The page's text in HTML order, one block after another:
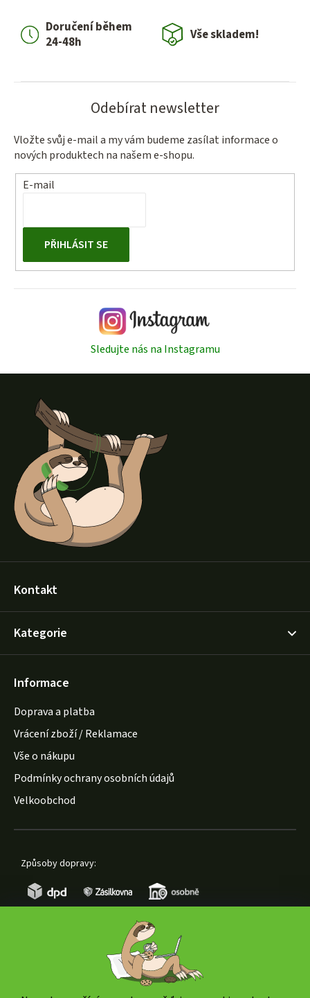
Doručení během
24-48h
Vše skladem!
Odebírat newsletter
Vložte svůj e-mail a my vám budeme zasílat informace o
nových produktech na našem e-shopu.
E-mail
PŘIHLÁSIT SE
Sledujte nás na Instagramu
Kontakt
Kategorie
Informace
Doprava a platba
Vrácení zboží / Reklamace
Vše o nákupu
Podmínky ochrany osobních údajů
Velkoobchod
Způsoby dopravy: